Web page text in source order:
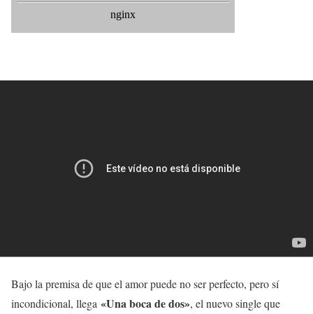
Bajo la premisa de que el amor puede no ser perfecto, pero sí
incondicional, llega «Una boca de dos», el nuevo single que